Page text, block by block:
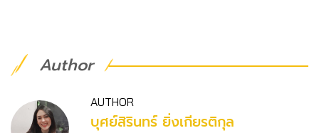
Author
AUTHOR
บุศย์สิรินทร์ ยิ่งเกียรติกุล